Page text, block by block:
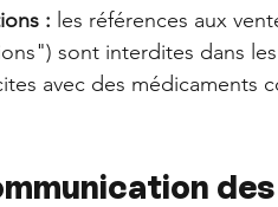
: les références aux
sont interdites dans
avec des médicaments